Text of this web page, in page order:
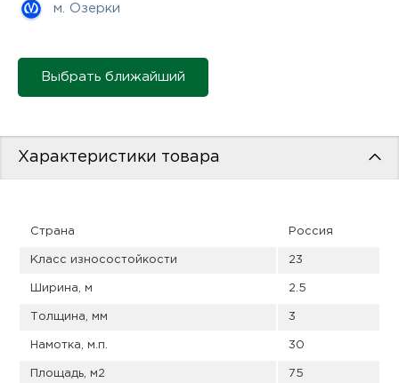
м. Озерки
Выбрать ближайший
Характеристики товара
Страна Россия
Класс износостойкости 23
Ширина, м 2.5
Толщина, мм 3
Намотка, м.п. 30
Площадь, м2 75